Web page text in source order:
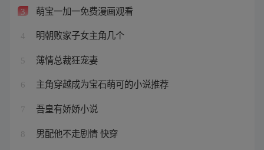
3 萌宝一加一免费漫画观看
4 明朝败家子女主角几个
5 薄情总裁狂宠妻
6 主角穿越成为宝石萌可的小说推荐
7 吾皇有娇娇小说
8 男配他不走剧情 快穿